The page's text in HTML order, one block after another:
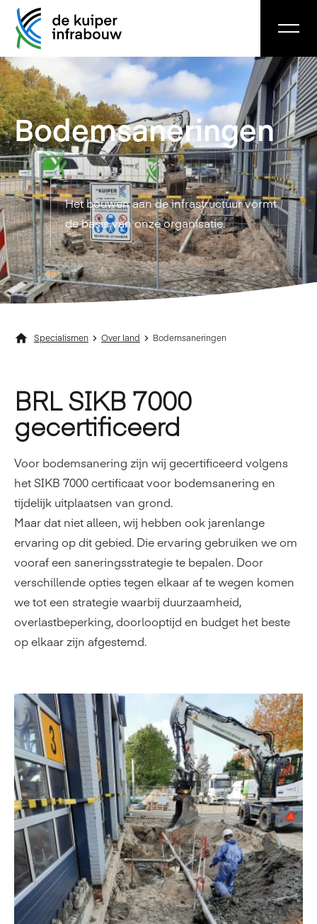
Bodem­saneringen
Het bouwen aan de infrastructuur vormt
de basis van onze organisatie.
Specialismen Over land Bodemsaneringen
BRL SIKB 7000
gecertificeerd
Voor bodemsanering zijn wij gecertificeerd volgens
het SIKB 7000 certificaat voor bodemsanering en
tijdelijk uitplaatsen van grond.
Maar dat niet alleen, wij hebben ook jarenlange
ervaring op dit gebied. Die ervaring gebruiken we om
vooraf een saneringsstrategie te bepalen. Door
verschillende opties tegen elkaar af te wegen komen
we tot een strategie waarbij duurzaamheid,
overlastbeperking, doorlooptijd en budget het beste
op elkaar zijn afgestemd.